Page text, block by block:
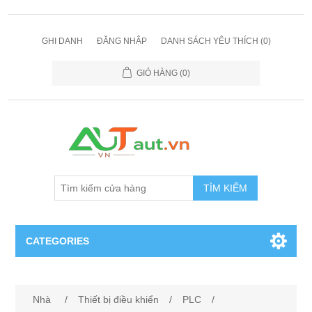
GHI DANH ĐĂNG NHẬP DANH SÁCH YÊU THÍCH (0)
GIỎ HÀNG (0)
TÌM KIẾM
CATEGORIES
Nhà / Thiết bị điều khiển / PLC
/